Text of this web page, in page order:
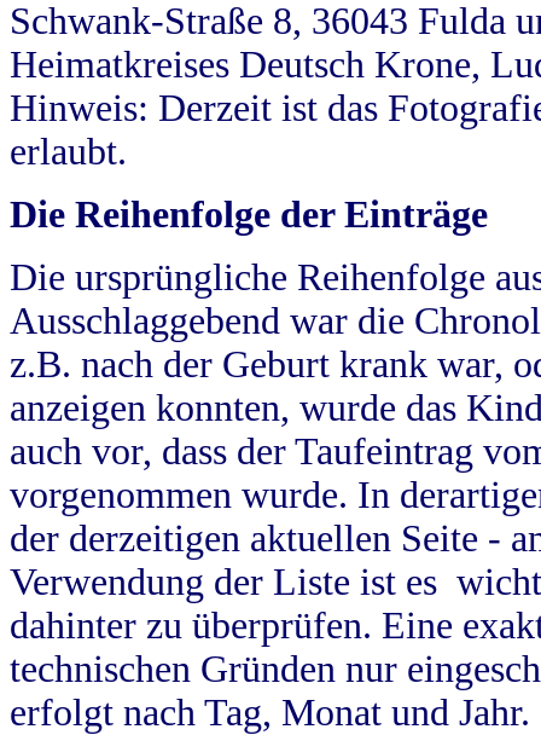
Schwank-Straße 8, 36043 Fulda
Heimatkreises Deutsch Krone,
Hinweis: Derzeit ist das
erlaubt.
Die Reihenfolge der Einträge
Die ursprüngliche Reihenfolge
Ausschlaggebend war die
z.B. nach der Geburt krank war,
anzeigen konnten, wurde das
auch vor, dass der Taufeintrag
vorgenommen wurde. In
der derzeitigen aktuellen Seite -
Verwendung der Liste ist es
dahinter zu überprüfen. Eine
technischen Gründen nur
erfolgt nach Tag, Monat und Jahr.